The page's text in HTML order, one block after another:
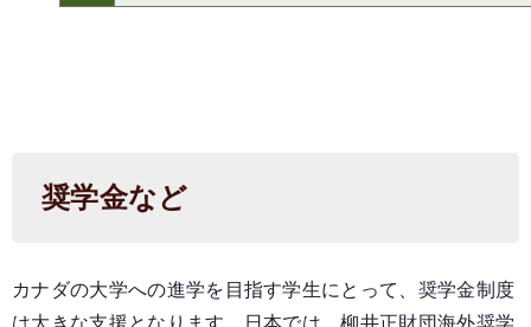
奨学金など
カナダの大学への進学を目指す学生にとって、奨学金制度